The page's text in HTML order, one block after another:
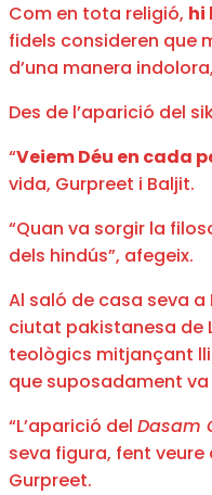
Com en tota religió, hi
fidels consideren que
d’una manera
Des de l’aparició del
“Veiem Déu en cada
vida, Gurpreet i Baljit.
“Quan va sorgir la
dels hindús”, afegeix.
Al saló de casa seva
ciutat pakistanesa de
teològics mitjançant
que suposadament
“L’aparició del Dasam
seva figura, fent
Gurpreet.